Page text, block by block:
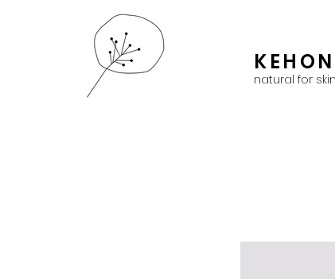
natural for